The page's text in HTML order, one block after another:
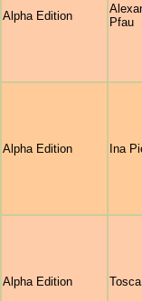
Alpha Edition
Pfau
Alpha Edition Ina
Alpha Edition